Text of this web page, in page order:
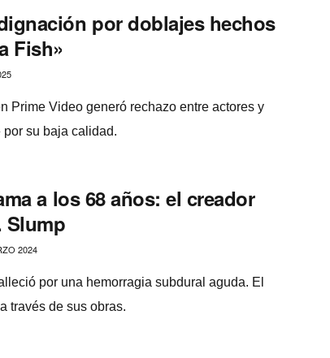
por doblajes hechos
Fish»
Prime Video generó rechazo entre actores y
su baja calidad.
a los 68 años: el creador
Slump
2024
por una hemorragia subdural aguda. El
través de sus obras.